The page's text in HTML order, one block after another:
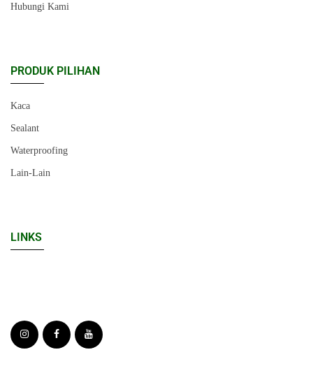
Hubungi Kami
PRODUK PILIHAN
Kaca
Sealant
Waterproofing
Lain-Lain
LINKS